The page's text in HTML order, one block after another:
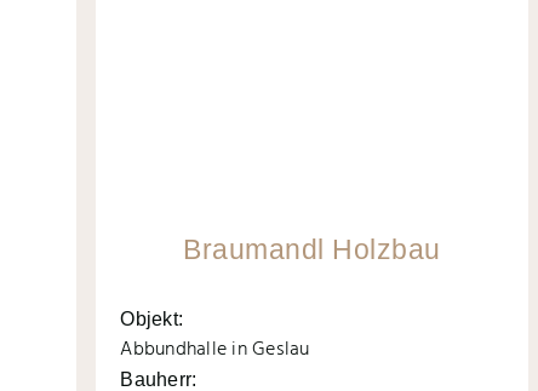
Braumandl Holzbau
Objekt:
Abbundhalle in Geslau
Bauherr: